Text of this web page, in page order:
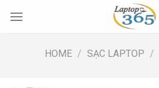
HOME / SẠC LAPTOP /